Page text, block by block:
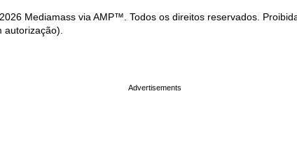
Mediamass via AMP™. Todos os direitos reservados.
autorização).